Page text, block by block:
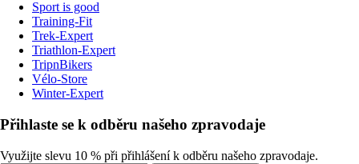
Sport is good
Training-Fit
Trek-Expert
Triathlon-Expert
TripnBikers
Vélo-Store
Winter-Expert
Přihlaste se k odběru našeho zpravodaje
Využijte slevu 10 % při přihlášení k odběru našeho zpravodaje.